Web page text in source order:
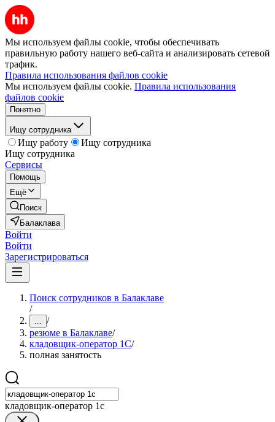
Мы используем файлы cookie, чтобы обеспечивать
правильную работу нашего веб-сайта и анализировать сетевой
трафик.
Правила использования файлов cookie
Мы используем файлы cookie. Правила использования
файлов cookie
Понятно
Ищу сотрудника
Ищу работу
Ищу сотрудника
Ищу сотрудника
Сервисы
Помощь
Ещё
Поиск
Балаклава
Войти
Войти
Зарегистрироваться
Поиск сотрудников в Балаклаве
/
... /
резюме в Балаклаве/
кладовщик-оператор 1С/
полная занятость
кладовщик-оператор 1с